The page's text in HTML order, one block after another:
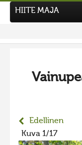
Hiite
2025
HIITE MAJA
Edellinen
Kuva 1/17